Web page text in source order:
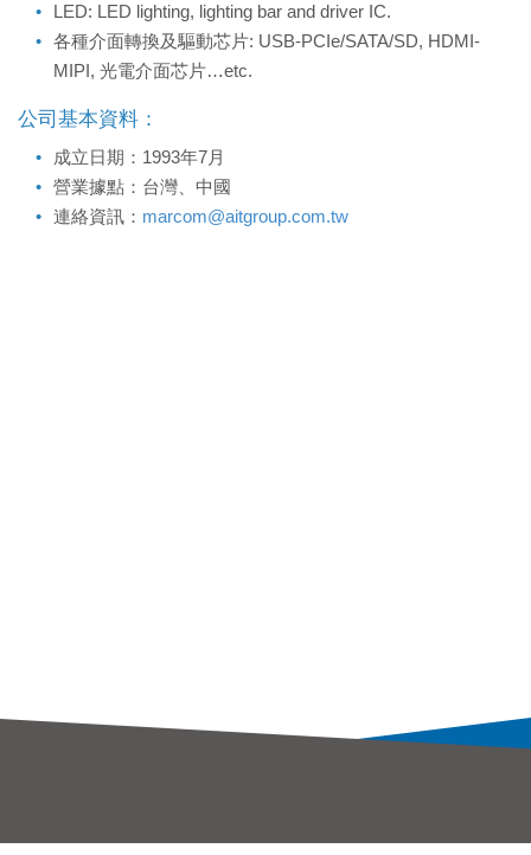
LED: LED lighting, lighting bar and driver IC.
各種介面轉換及驅動芯片: USB-PCIe/SATA/SD, HDMI-
MIPI, 光電介面芯片…etc.
公司基本資料：
成立日期：1993年7月
營業據點：台灣、中國
連絡資訊： marcom@aitgroup.com.tw